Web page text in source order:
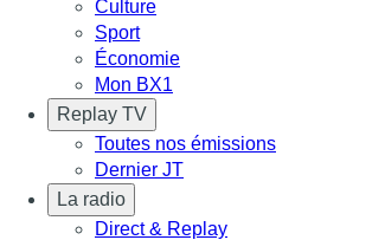
Culture
Sport
Économie
Mon BX1
Replay TV
Toutes nos émissions
Dernier JT
La radio
Direct & Replay